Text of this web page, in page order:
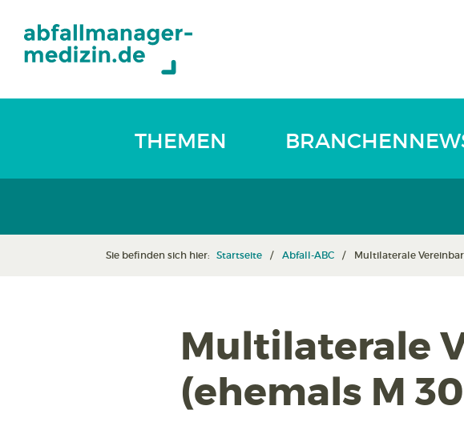
THEMEN
Sie befinden sich hier: Startseite Abfall-ABC Multilaterale
Multilaterale
(ehemals M